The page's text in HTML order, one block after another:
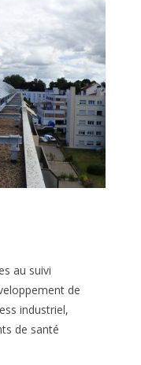
au suivi
de
industriel,
de santé